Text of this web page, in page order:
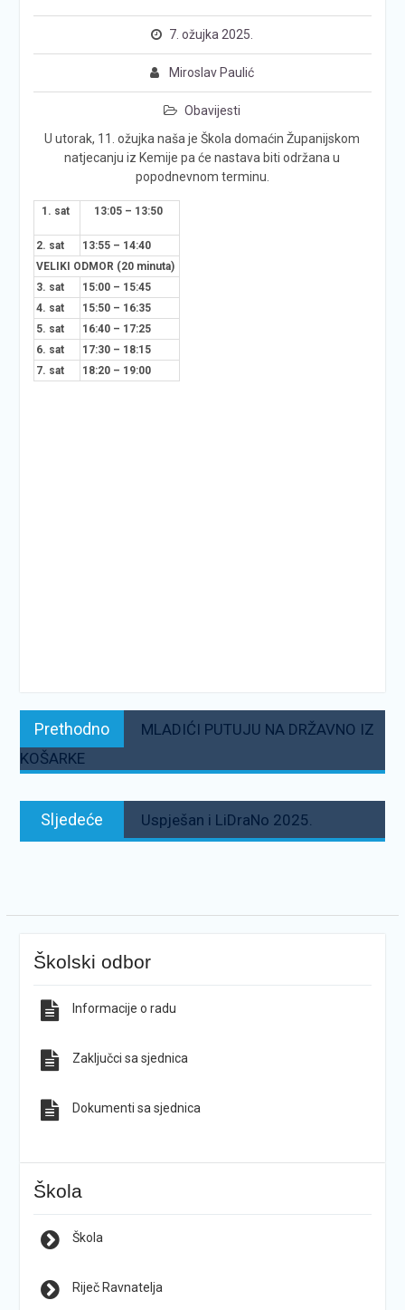
7. ožujka 2025.
Miroslav Paulić
Obavijesti
U utorak, 11. ožujka naša je Škola domaćin Županijskom
natjecanju iz Kemije pa će nastava biti održana u
popodnevnom terminu.
1. sat 13:05 – 13:50
2. sat
13:55 – 14:40
VELIKI ODMOR (20 minuta)
3. sat
15:00 – 15:45
4. sat
15:50 – 16:35
5. sat
16:40 – 17:25
6. sat
17:30 – 18:15
7. sat
18:20 – 19:00
Navigacija
objava
Prethodno Prethodno:
MLADIĆI PUTUJU NA DRŽAVNO IZ
KOŠARKE
Sljedeće Sljedeće:
Uspješan i LiDraNo 2025.
Školski odbor
Informacije o radu
Zaključci sa sjednica
Dokumenti sa sjednica
Škola
Škola
Riječ Ravnatelja